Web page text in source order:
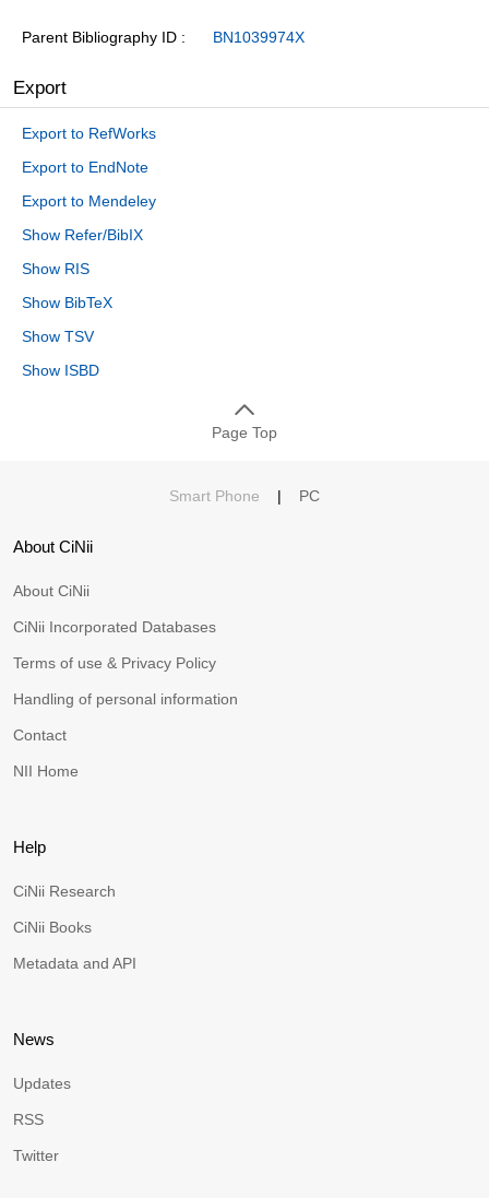
Parent Bibliography ID BN1039974X
Export
Export to RefWorks
Export to EndNote
Export to Mendeley
Show Refer/BibIX
Show RIS
Show BibTeX
Show TSV
Show ISBD
Page Top
Smart Phone | PC
About CiNii
About CiNii
CiNii Incorporated Databases
Terms of use & Privacy Policy
Handling of personal information
Contact
NII Home
Help
CiNii Research
CiNii Books
Metadata and API
News
Updates
RSS
Twitter